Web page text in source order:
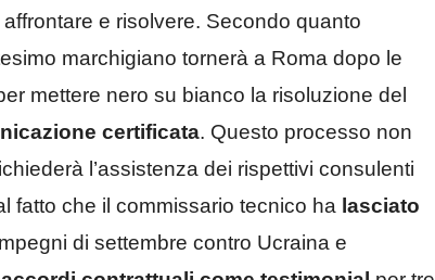
e risolvere. Secondo quanto
marchigiano tornerà a Roma dopo le
mettere nero su bianco la risoluzione del
certificata. Questo processo non
l’assistenza dei rispettivi consulenti
fatto che il commissario tecnico ha lasciato
di settembre contro Ucraina e